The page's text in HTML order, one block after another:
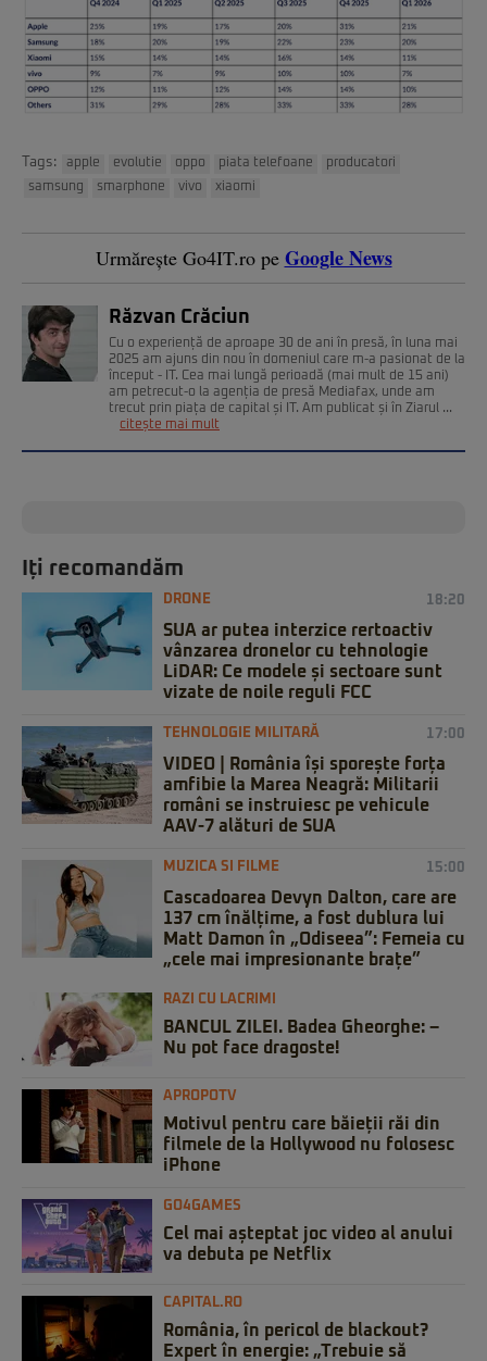
Tags: apple evolutie oppo piata telefoane
producatori
samsung
smarphone vivo xiaomi
Urmărește Go4IT.ro pe Google News
Răzvan Crăciun
Cu o experiență de aproape 30 de ani în presă, în luna mai
2025 am ajuns din nou în domeniul care m-a pasionat de la
început - IT. Cea mai lungă perioadă (mai mult de 15 ani)
am petrecut-o la agenția de presă Mediafax, unde am
trecut prin piața de capital și IT. Am publicat și în Ziarul ...
citește mai mult
Iți recomandăm
DRONE 18:20
SUA ar putea interzice rertoactiv
vânzarea dronelor cu tehnologie
LiDAR: Ce modele și sectoare sunt
vizate de noile reguli FCC
TEHNOLOGIE MILITARĂ 17:00
VIDEO | România își sporește forța
amfibie la Marea Neagră: Militarii
români se instruiesc pe vehicule
AAV-7 alături de SUA
MUZICA SI FILME 15:00
Cascadoarea Devyn Dalton, care are
137 cm înălțime, a fost dublura lui
Matt Damon în „Odiseea”: Femeia cu
„cele mai impresionante brațe”
RAZI CU LACRIMI
BANCUL ZILEI. Badea Gheorghe: –
Nu pot face dragoste!
APROPOTV
Motivul pentru care băieții răi din
filmele de la Hollywood nu folosesc
iPhone
GO4GAMES
Cel mai așteptat joc video al anului
va debuta pe Netflix
CAPITAL.RO
România, în pericol de blackout?
Expert în energie: „Trebuie să